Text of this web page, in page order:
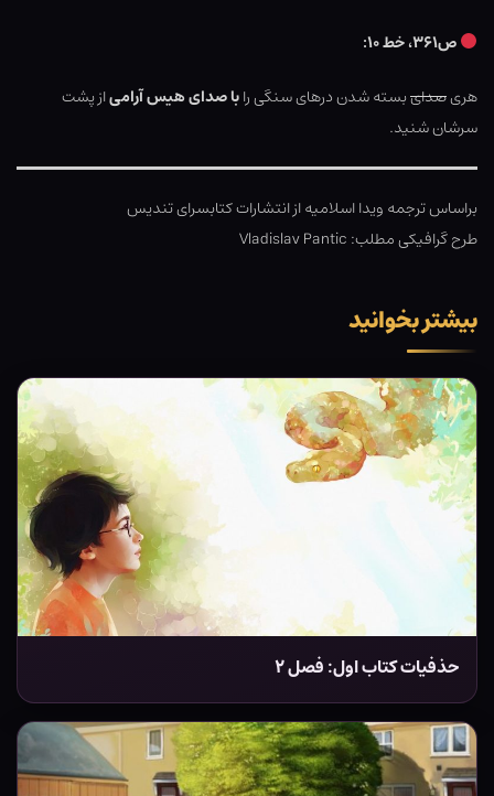
ص۳۶۱، خط ۱۰:
هریصدایبسته شدن درهای سنگی رابا صدای هیس آرامیاز پشت
سرشان شنید.
براساس ترجمه ویدا اسلامیه از انتشارات کتابسرای تندیس
طرح گرافیکی مطلب: Vladislav Pantic
بیشتر بخوانید
حذفیات کتاب اول: فصل ۲